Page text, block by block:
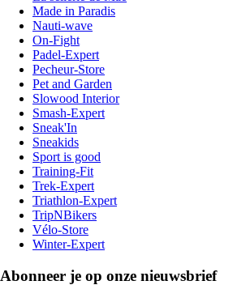
Made in Paradis
Nauti-wave
On-Fight
Padel-Expert
Pecheur-Store
Pet and Garden
Slowood Interior
Smash-Expert
Sneak'In
Sneakids
Sport is good
Training-Fit
Trek-Expert
Triathlon-Expert
TripNBikers
Vélo-Store
Winter-Expert
Abonneer je op onze nieuwsbrief